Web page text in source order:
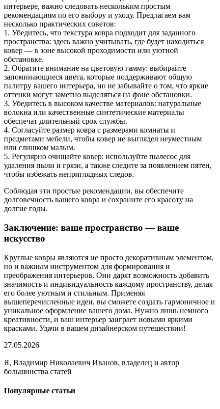
интерьере, важно следовать нескольким простым
рекомендациям по его выбору и уходу. Предлагаем вам
несколько практических советов:
1. Убедитесь, что текстура ковра подходит для заданного
пространства: здесь важно учитывать, где будет находиться
ковер — в зоне высокой проходимости или уютной
обстановке.
2. Обратите внимание на цветовую гамму: выбирайте
запоминающиеся цвета, которые поддерживают общую
палитру вашего интерьера, но не забывайте о том, что яркие
оттенки могут заметно выделяться на фоне обстановки.
3. Убедитесь в высоком качестве материалов: натуральные
волокна или качественные синтетические материалы
обеспечат длительный срок службы.
4. Согласуйте размер ковра с размерами комнаты и
предметами мебели, чтобы ковер не выглядел неуместным
или слишком малым.
5. Регулярно очищайте ковер: используйте пылесос для
удаления пыли и грязи, а также следите за появлением пятен,
чтобы избежать неприглядных следов.
Соблюдая эти простые рекомендации, вы обеспечите
долговечность вашего ковра и сохраните его красоту на
долгие годы.
Заключение: ваше пространство — ваше
искусство
Круглые ковры являются не просто декоративным элементом,
но и важным инструментом для формирования и
преображения интерьеров. Они дарят возможность добавить
значимость и индивидуальность каждому пространству, делая
его более уютным и стильным. Применяя
вышеперечисленные идеи, вы сможете создать гармоничное и
уникальное оформление вашего дома. Нужно лишь немного
креативности, и ваш интерьер заиграет новыми яркими
красками. Удачи в вашем дизайнерском путешествии!
27.05.2026
Я, Владимир Николаевич Иванов, владелец и автор
большинства статей
Популярные статьи